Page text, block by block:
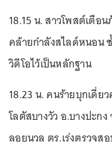
18.15 น. สาวโพสต์เตือ
คล้ายกำลังสไลด์หนอน
วิดีโอไว้เป็นหลักฐาน
18.23 น. คนร้ายบุกเดี่ย
โลตัสบางวัว อ.บางปะกง
ลอยนวล ตร.เร่งตรวจส